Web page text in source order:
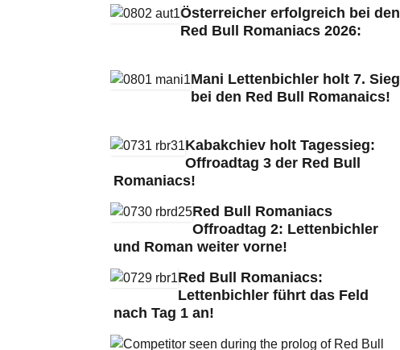
Österreicher erfolgreich bei den
Red Bull Romaniacs 2026:
Mani Lettenbichler holt 7. Sieg
bei den Red Bull Romanaics!
Kabakchiev holt Tagessieg:
Offroadtag 3 der Red Bull
Romaniacs!
Red Bull Romaniacs
Offroadtag 2: Lettenbichler
und Roman weiter vorne!
Red Bull Romaniacs:
Lettenbichler führt das Feld
nach Tag 1 an!